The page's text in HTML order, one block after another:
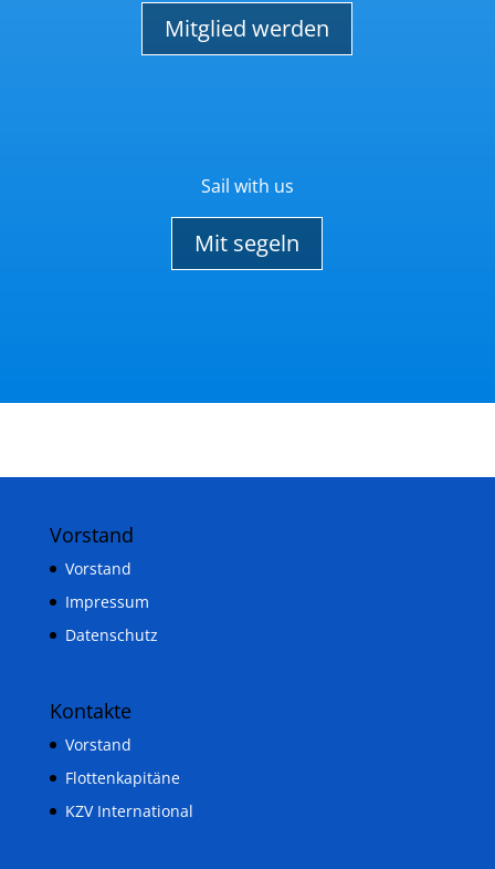
Mitglied werden
Sail with us
Mit segeln
Vorstand
Vorstand
Impressum
Datenschutz
Kontakte
Vorstand
Flottenkapitäne
KZV International